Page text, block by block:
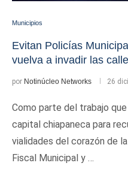
Municipios
Evitan Policías
vuelva a invadir las
por Notinúcleo Networks 26
Como parte del trabajo
capital chiapaneca para
vialidades del corazón de
Fiscal Municipal y …